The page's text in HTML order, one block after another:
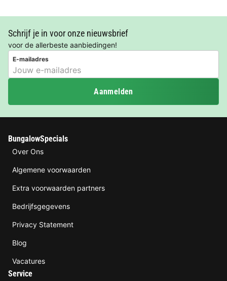
Schrijf je in voor onze nieuwsbrief
voor de allerbeste aanbiedingen!
E-mailadres
Aanmelden
BungalowSpecials
Over Ons
Algemene voorwaarden
Extra voorwaarden partners
Bedrijfsgegevens
Privacy Statement
Blog
Vacatures
Service